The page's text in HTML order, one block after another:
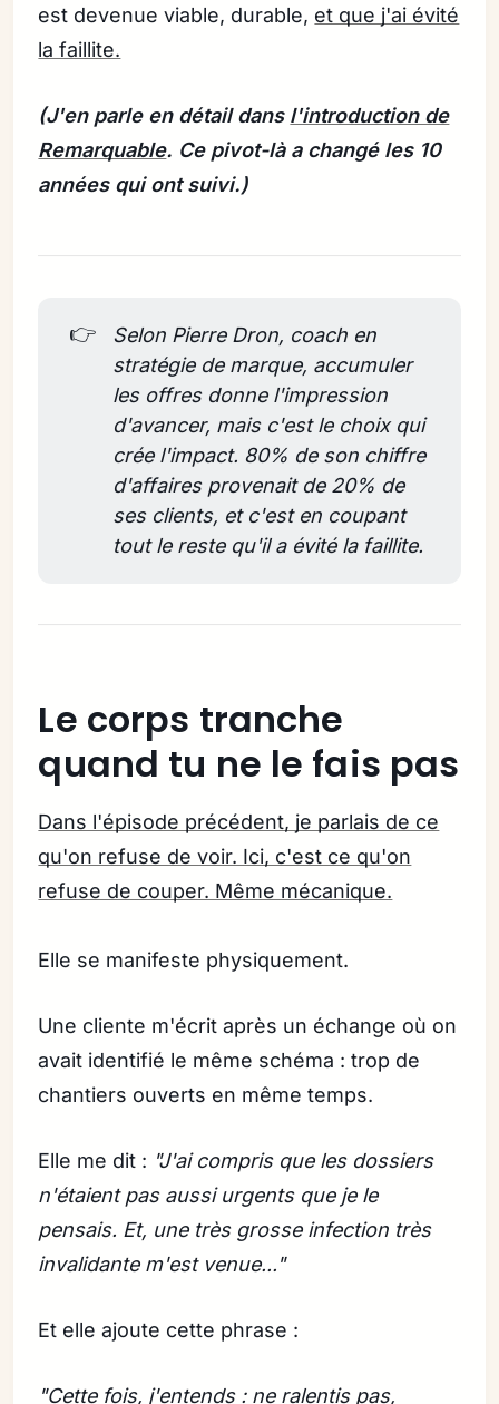
est devenue viable, durable, et que j'ai évité
la faillite.
(J'en parle en détail dans l'introduction de
Remarquable. Ce pivot-là a changé les 10
années qui ont suivi.)
👉
Selon Pierre Dron, coach en
stratégie de marque, accumuler
les offres donne l'impression
d'avancer, mais c'est le choix qui
crée l'impact. 80% de son chiffre
d'affaires provenait de 20% de
ses clients, et c'est en coupant
tout le reste qu'il a évité la faillite.
Le corps tranche
quand tu ne le fais pas
Dans l'épisode précédent, je parlais de ce
qu'on refuse de voir. Ici, c'est ce qu'on
refuse de couper. Même mécanique.
Elle se manifeste physiquement.
Une cliente m'écrit après un échange où on
avait identifié le même schéma : trop de
chantiers ouverts en même temps.
Elle me dit : "J'ai compris que les dossiers
n'étaient pas aussi urgents que je le
pensais. Et, une très grosse infection très
invalidante m'est venue..."
Et elle ajoute cette phrase :
"Cette fois, j'entends : ne ralentis pas,